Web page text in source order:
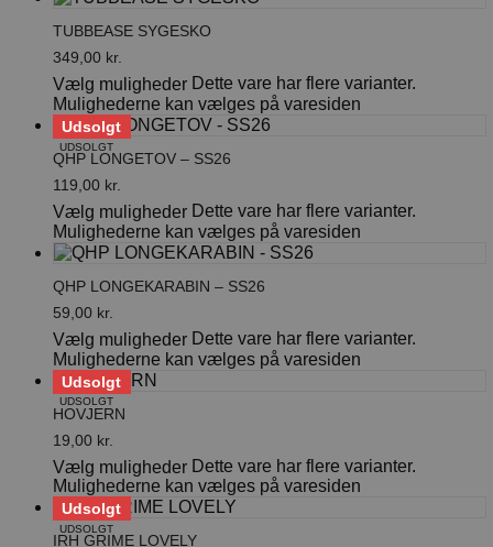
TUBBEASE SYGESKO
349,00 kr.
Vælg muligheder Dette vare har flere varianter.
Mulighederne kan vælges på varesiden
Udsolgt
UDSOLGT
QHP LONGETOV – SS26
119,00 kr.
Vælg muligheder Dette vare har flere varianter.
Mulighederne kan vælges på varesiden
QHP LONGEKARABIN – SS26
59,00 kr.
Vælg muligheder Dette vare har flere varianter.
Mulighederne kan vælges på varesiden
Udsolgt
UDSOLGT
HOVJERN
19,00 kr.
Vælg muligheder Dette vare har flere varianter.
Mulighederne kan vælges på varesiden
Udsolgt
UDSOLGT
IRH GRIME LOVELY